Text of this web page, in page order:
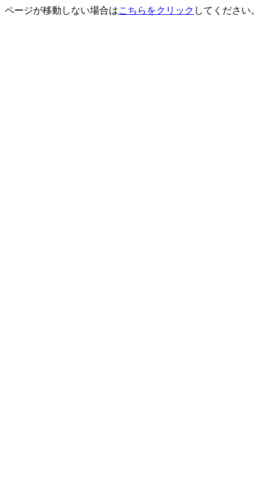
ページが移動しない場合はこちらをクリック してください。